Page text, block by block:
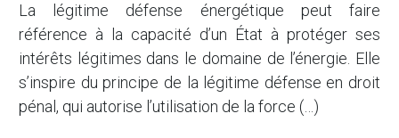
La légitime défense énergétique peut faire
référence à la capacité d’un État à protéger ses
intérêts légitimes dans le domaine de l’énergie. Elle
s’inspire du principe de la légitime défense en droit
pénal, qui autorise l’utilisation de la force (…)